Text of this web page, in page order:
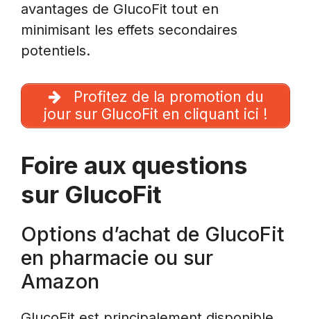
avantages de GlucoFit tout en
minimisant les effets secondaires
potentiels.
Profitez de la promotion du
jour sur GlucoFit en cliquant ici !
Foire aux questions
sur GlucoFit
Options d’achat de GlucoFit
en pharmacie ou sur
Amazon